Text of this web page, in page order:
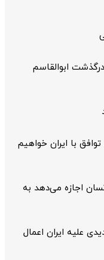
ابوالقاسم
با ایران خواهیم
اجازه می‌دهد به
علیه ایران اعمال